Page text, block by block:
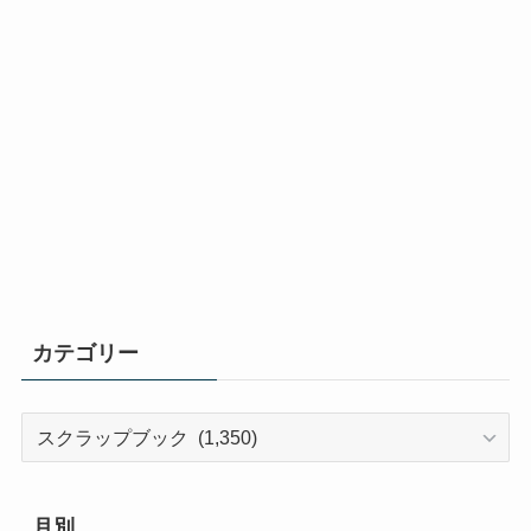
カテゴリー
リ